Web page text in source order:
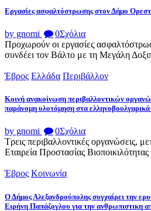
Εργασίες ασφαλτόστρωσης στον Δήμο
by gnomi 0Σχόλια
Προχωρούν οι εργασίες
συνδέει τον Βάλτο με τη Μεγάλη
Έβρος Ελλάδα Περιβάλλον
Κοινή ανακοίνωση περιβαλλοντικών
παράνομη υλοτόμηση στα
by gnomi 0Σχόλια
Τρεις περιβαλλοντικές οργανώσεις,
Εταιρεία Προστασίας
Έβρος Κοινωνία
Ο Δήμος Αλεξανδρούπολης συγχαίρει την
Ειρήνη Παπάζογλου για την ανθρωπιστικη